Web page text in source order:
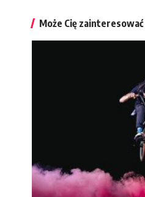
Może Cię zainteresować